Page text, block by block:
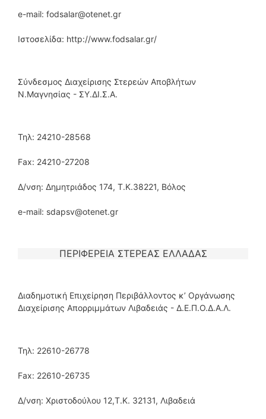
e-mail: fodsalar@otenet.gr
Ιστοσελίδα: http://www.fodsalar.gr/
Σύνδεσμος Διαχείρισης Στερεών Αποβλήτων
Ν.Μαγνησίας - ΣΥ.ΔΙ.Σ.Α.
Τηλ: 24210-28568
Fax: 24210-27208
Δ/νση: Δημητριάδος 174, Τ.Κ.38221, Βόλος
e-mail: sdapsv@otenet.gr
ΠΕΡΙΦΕΡΕΙΑ ΣΤΕΡΕΑΣ ΕΛΛΑΔΑΣ
Διαδημοτική Επιχείρηση Περιβάλλοντος κ’ Οργάνωσης
Διαχείρισης Απορριμμάτων Λιβαδειάς - Δ.Ε.Π.Ο.Δ.Α.Λ.
Τηλ: 22610-26778
Fax: 22610-26735
Δ/νση: Χριστοδούλου 12,Τ.Κ. 32131, Λιβαδειά